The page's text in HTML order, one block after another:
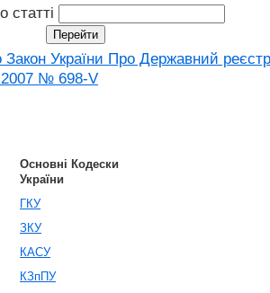
статті
Закон України Про Державний реєстр
№ 698-V
Основні Кодески
України
ГКУ
ЗКУ
КАСУ
КЗпПУ